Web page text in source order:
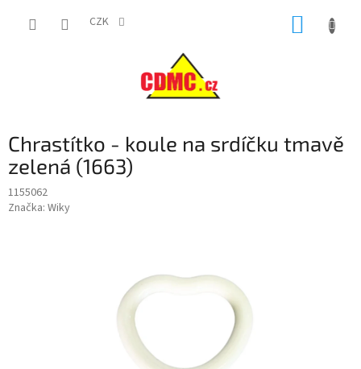
CZK
Chrastítko - koule na srdíčku tmavě
zelená (1663)
1155062
Značka: Wiky